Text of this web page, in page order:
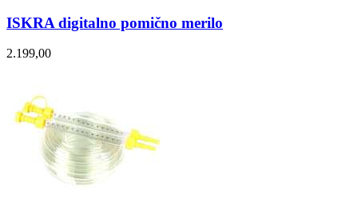
ISKRA digitalno pomično merilo
2.199,00